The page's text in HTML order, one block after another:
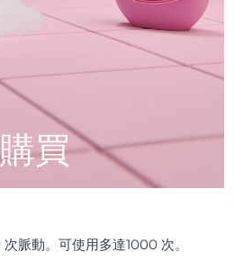
買
脈動。可使用多達1000 次。